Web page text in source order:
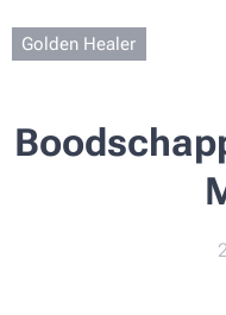
Golden Healer